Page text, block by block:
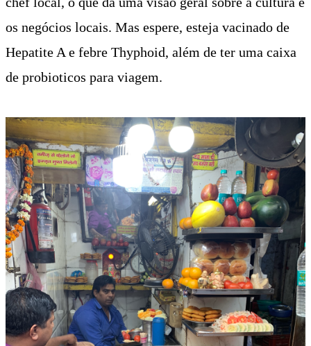
os negócios locais. Mas espere, esteja vacinado de
Hepatite A e febre Thyphoid, além de ter uma caixa
de probioticos para viagem.